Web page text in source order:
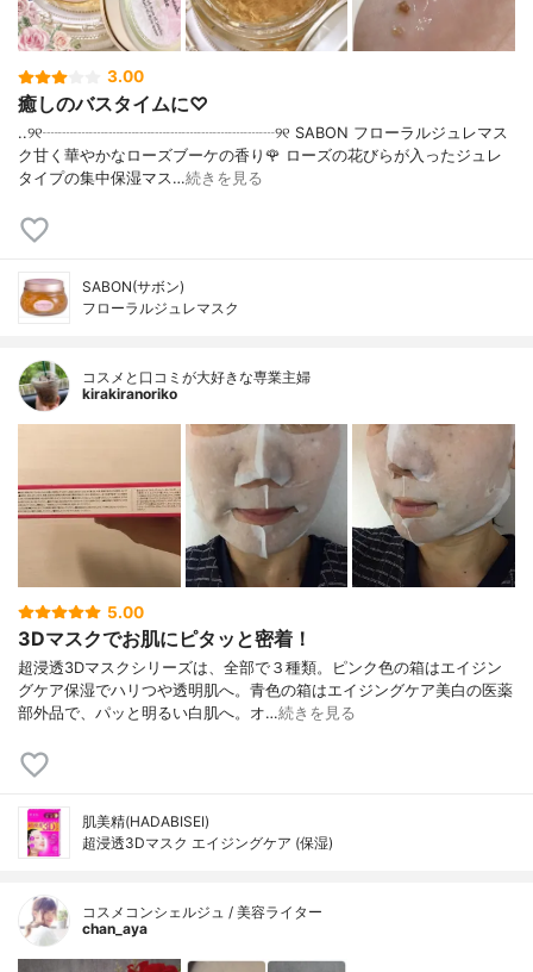
3.00
癒しのバスタイムに♡
..୨୧┈┈┈┈┈┈┈┈┈┈┈┈┈┈┈୨୧ SABON フローラルジュレマス
ク甘く華やかなローズブーケの香り🌹 ローズの花びらが入ったジュレ
タイプの集中保湿マス…続きを見る
SABON(サボン)
フローラルジュレマスク
コスメと口コミが大好きな専業主婦
kirakiranoriko
5.00
3Dマスクでお肌にピタッと密着！
超浸透3Dマスクシリーズは、全部で３種類。ピンク色の箱はエイジン
グケア保湿でハリつや透明肌へ。青色の箱はエイジングケア美白の医薬
部外品で、パッと明るい白肌へ。オ…続きを見る
肌美精(HADABISEI)
超浸透3Dマスク エイジングケア (保湿)
コスメコンシェルジュ / 美容ライター
chan_aya